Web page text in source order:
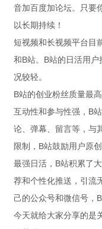
音加百度加论坛。只要
以长期持续！
短视频和长视频平台目
和B站。B站的日活用
况较轻。
B站的创业粉丝质量最
互动性和参与性强，B
论、弹幕、留言等，与
限制，B站鼓励用户原
最强日活，B站积累了
荐和个性化推送，引流
己的公众号和微信号，
今天就给大家分享的是